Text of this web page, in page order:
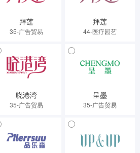
拜莲
35-广告贸易
拜莲
44-医疗园艺
晓港湾
35-广告贸易
呈墨
35-广告贸易